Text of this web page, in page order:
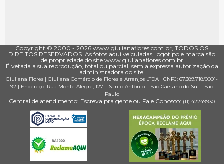
Copyright © 2000 - ­2026 www.giulianaflores.com.br, TODOS OS
DIREITOS RESERVADOS. As fotos aqui veiculadas, logotipo e marca são
de propriedade do site www.giulianaflores.com.br
É vetada a sua reprodução, total ou parcial, sem a expressa autorização da
administradora do site.
Giuliana Flores | Giuliana Comércio de Flores e Arranjos LTDA | CNPJ: 67.389.718/0001­
92 | Endereço: Rua Monte Alegre, 127 – Santo Antônio – São Caetano do Sul – São
Paulo
Central de atendimento: Escreva pra gente ou Fale Conosco: (11) 4224­9930